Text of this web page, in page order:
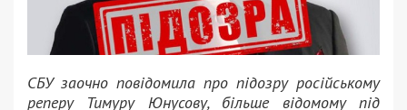
СБУ заочно повідомила про підозру російському
реперу Тимуру Юнусову, більше відомому під